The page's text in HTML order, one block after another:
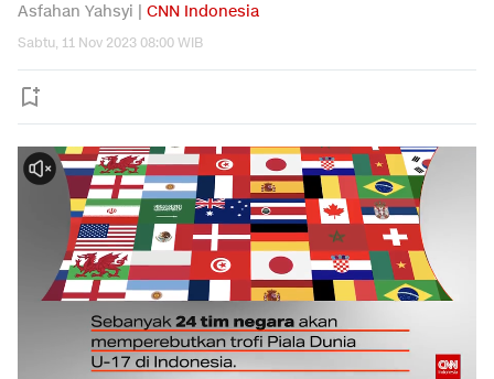
Asfahan Yahsyi | CNN Indonesia
Sabtu, 11 Nov 2023 08:00 WIB